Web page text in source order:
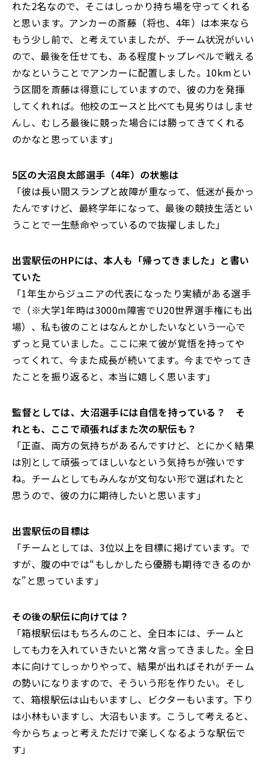
れた2名なので、そこはしっかり持ち場を守ってくれる
と思います。アンカーの斎藤（将也、4年）は本来なら
もう少し前で、と考えていましたが、チーム状況がいい
ので、最後を任せても、ある程度トップレベルで戦える
かなということでアンカーに配置しました。10kmとい
う区間を斎藤は得意にしていますので、彼の力を発揮
してくれれば。他校のエースと比べても見劣りはしませ
んし、むしろ最後に競った場合には勝ってきてくれる
のかなと思っています」
――5区の大沼良太郎選手（4年）の状態は
「彼は長い間スランプと故障が重なって、低迷が長かっ
たんですけど、最終学年になって、最後の競技生活とい
うことで一生懸命やっているので抜擢しました」
――出雲駅伝のHPには、本人も「帰ってきました」と書い
ていた
「1年生からジュニアの代表になったり実績がある選手
で（※大学1年時は3000m障害でU20世界選手権にも出
場）、私も彼のことはなんとかしたいなという一心で
ずっと見ていました。ここに来て彼が覚悟を持ってや
ってくれて、今また成長が続いてます。今までやってき
たことを振り返ると、本当に嬉しく思います」
――監督としては、大沼選手には自信を持っている？ そ
れとも、ここで頑張ればまた次の駅伝も？
「正直、両方の気持ちがあるんですけど、とにかく結果
は別として頑張ってほしいなという気持ちが強いです
ね。チームとしてもみんなが文句ない形で選ばれたと
思うので、彼の力に期待したいと思います」
――出雲駅伝の目標は
「チームとしては、3位以上を目標に掲げています。で
すが、腹の中では“もしかしたら優勝も期待できるのか
な”と思っています」
――その後の駅伝に向けては？
「箱根駅伝はもちろんのこと、全日本には、チームと
しても力を入れていきたいと常々言ってきました。全日
本に向けてしっかりやって、結果が出ればそれがチーム
の勢いになりますので、そういう形を作りたい。そし
て、箱根駅伝は山もいますし、ビクターもいます。下り
は小林もいますし、大沼もいます。こうして考えると、
今からちょっと考えただけで楽しくなるような駅伝で
す」